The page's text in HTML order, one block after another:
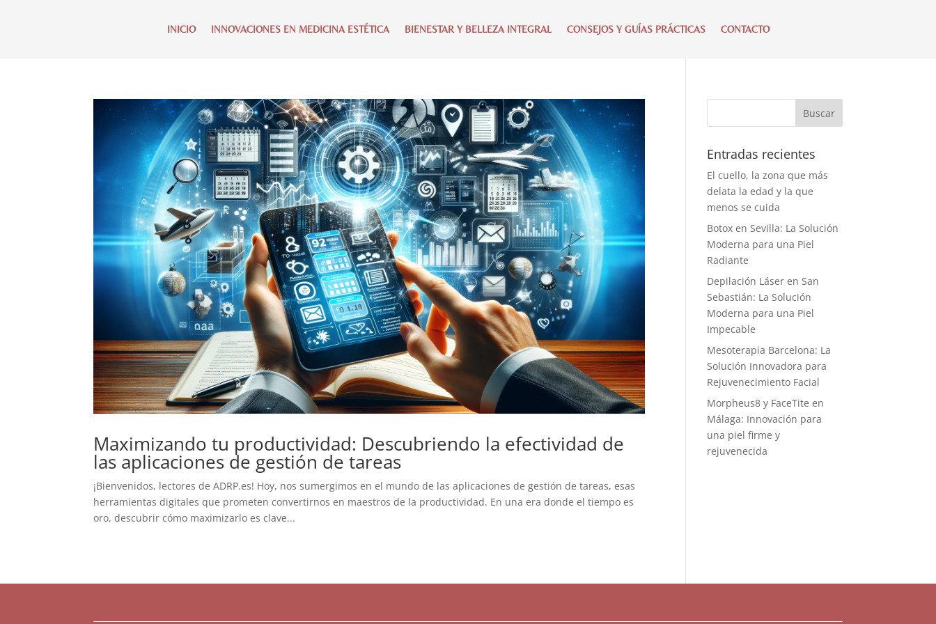
INICIO INNOVACIONES EN MEDICINA ESTÉTICA BIENESTAR Y BELLEZA INTEGRAL CONSEJOS Y GUÍAS PRÁCTICAS CONTACTO
Maximizando tu productividad: Descubriendo la efectividad de
las aplicaciones de gestión de tareas
¡Bienvenidos, lectores de ADRP.es! Hoy, nos sumergimos en el mundo de las aplicaciones de gestión de tareas, esas
herramientas digitales que prometen convertirnos en maestros de la productividad. En una era donde el tiempo es
oro, descubrir cómo maximizarlo es clave...
Entradas recientes
El cuello, la zona que más
delata la edad y la que
menos se cuida
Botox en Sevilla: La Solución
Moderna para una Piel
Radiante
Depilación Láser en San
Sebastián: La Solución
Moderna para una Piel
Impecable
Mesoterapia Barcelona: La
Solución Innovadora para
Rejuvenecimiento Facial
Morpheus8 y FaceTite en
Málaga: Innovación para
una piel firme y
rejuvenecida